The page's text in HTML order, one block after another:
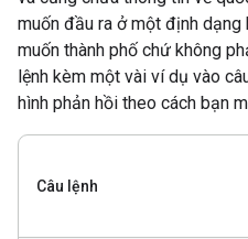
muốn đầu ra ở một định dạng
muốn thành phố chứ không
lệnh kèm một vài ví dụ vào
hình phản hồi theo cách bạn
Câu lệnh